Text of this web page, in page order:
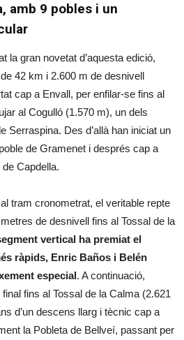
amb 9 pobles i un
la gran novetat d’aquesta edició,
42 km i 2.600 m de desnivell
cap a Envall, per enfilar-se fins al
al Cogulló (1.570 m), un dels
Serraspina. Des d’allà han iniciat un
de Gramenet i després cap a
Capdella.
tram cronometrat, el veritable repte
de desnivell fins al Tossal de la
vertical ha premiat el
ràpids, Enric Baños i Belén
especial. A continuació,
fins al Tossal de la Calma (2.621
d’un descens llarg i tècnic cap a
la Pobleta de Bellveí, passant per